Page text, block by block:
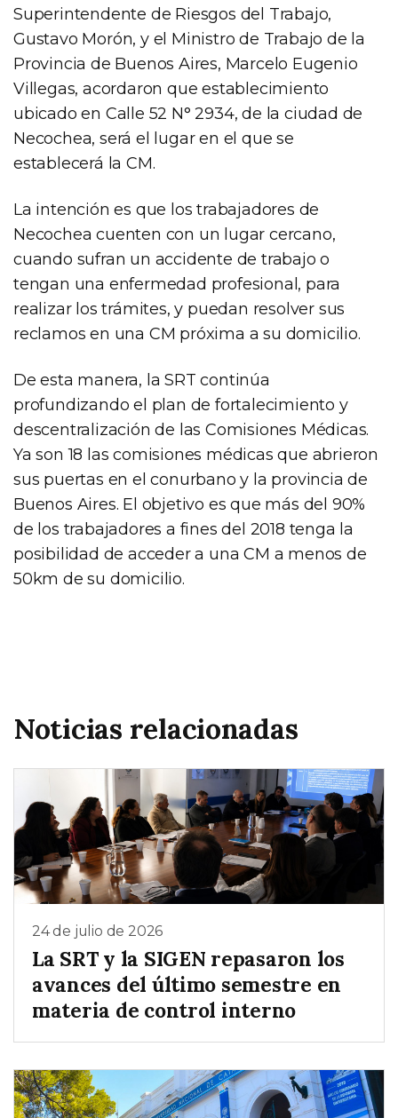
Superintendente de Riesgos del Trabajo,
Gustavo Morón, y el Ministro de Trabajo de la
Provincia de Buenos Aires, Marcelo Eugenio
Villegas, acordaron que establecimiento
ubicado en Calle 52 N° 2934, de la ciudad de
Necochea, será el lugar en el que se
establecerá la CM.
La intención es que los trabajadores de
Necochea cuenten con un lugar cercano,
cuando sufran un accidente de trabajo o
tengan una enfermedad profesional, para
realizar los trámites, y puedan resolver sus
reclamos en una CM próxima a su domicilio.
De esta manera, la SRT continúa
profundizando el plan de fortalecimiento y
descentralización de las Comisiones Médicas.
Ya son 18 las comisiones médicas que abrieron
sus puertas en el conurbano y la provincia de
Buenos Aires. El objetivo es que más del 90%
de los trabajadores a fines del 2018 tenga la
posibilidad de acceder a una CM a menos de
50km de su domicilio.
Noticias relacionadas
24 de julio de 2026
La SRT y la SIGEN repasaron los
avances del último semestre en
materia de control interno